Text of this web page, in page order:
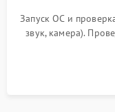
Запуск ОС и
звук, камера).
для контроля